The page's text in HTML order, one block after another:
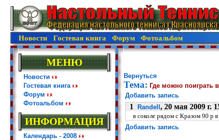
Новости Гостевая книга Форум Фотоальбом
МЕНЮ
Новости
Гостевая книга
Форум
Фотоальбом
ИНФОРМАЦИЯ
Календарь - 2008
Вернуться
Тема: Где можно поиграть
Добавить запись
1 Randell , 20 мая 2009 г.
в соколе рядом с Кразом 90 р
Добавить запись